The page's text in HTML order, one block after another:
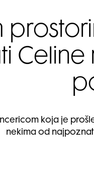
Celine
koja je
nekima od